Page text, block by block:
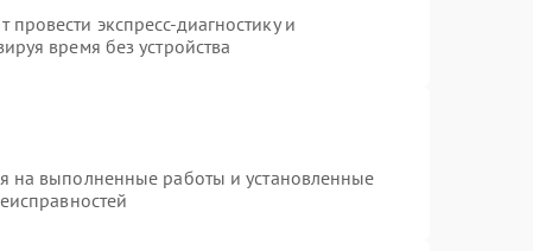
экспресс-диагностику и
время без устройства
на выполненные работы и установленные